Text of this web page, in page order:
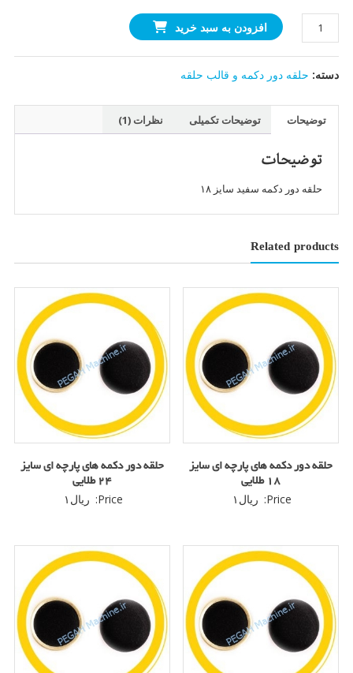
حلقه
دور
دکمه
های
سایز
نقره
افزودن به سبد خرید
دسته: حلقه دور دکمه و قالب حلقه
توضیحات توضیحات تکمیلی نظرات (1)
توضیحات
حلقه دور دکمه سفید سایز ۱۸
Related products
حلقه دور دکمه های پارچه ای سایز
۱۸ طلایی
Price: ریال ۱
حلقه دور دکمه های پارچه ای سایز
۲۴ طلایی
Price: ریال ۱